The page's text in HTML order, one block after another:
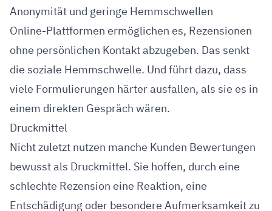
Anonymität und geringe Hemmschwellen
Online-Plattformen ermöglichen es, Rezensionen
ohne persönlichen Kontakt abzugeben. Das senkt
die soziale Hemmschwelle. Und führt dazu, dass
viele Formulierungen härter ausfallen, als sie es in
einem direkten Gespräch wären.
Druckmittel
Nicht zuletzt nutzen manche Kunden Bewertungen
bewusst als Druckmittel. Sie hoffen, durch eine
schlechte Rezension eine Reaktion, eine
Entschädigung oder besondere Aufmerksamkeit zu